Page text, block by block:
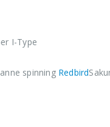
I-Type
spinning Redbird